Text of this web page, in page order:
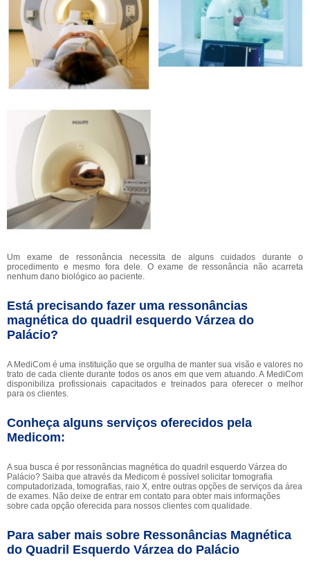
Um exame de ressonância necessita de alguns cuidados durante o
procedimento e mesmo fora dele. O exame de ressonância não acarreta
nenhum dano biológico ao paciente.
Está precisando fazer uma ressonâncias
magnética do quadril esquerdo Várzea do
Palácio?
A MediCom é uma instituição que se orgulha de manter sua visão e valores no
trato de cada cliente durante todos os anos em que vem atuando. A MediCom
disponibiliza profissionais capacitados e treinados para oferecer o melhor
para os clientes.
Conheça alguns serviços oferecidos pela
Medicom:
A sua busca é por ressonâncias magnética do quadril esquerdo Várzea do
Palácio? Saiba que através da Medicom é possível solicitar tomografia
computadorizada, tomografias, raio X, entre outras opções de serviços da área
de exames. Não deixe de entrar em contato para obter mais informações
sobre cada opção oferecida para nossos clientes com qualidade.
Para saber mais sobre Ressonâncias Magnética
do Quadril Esquerdo Várzea do Palácio